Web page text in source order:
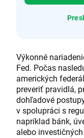
Výkonné
Fed. Počas
amerických
preveriť pravidlá,
dohľadové
v spolupráci s
napríklad bánk,
alebo